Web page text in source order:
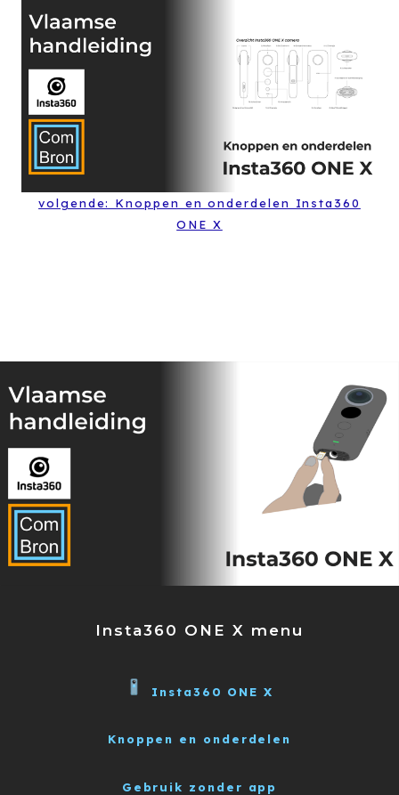
volgende: Knoppen en onderdelen Insta360
ONE X
Insta360 ONE X menu
Insta360 ONE X
Knoppen en onderdelen
Gebruik zonder app